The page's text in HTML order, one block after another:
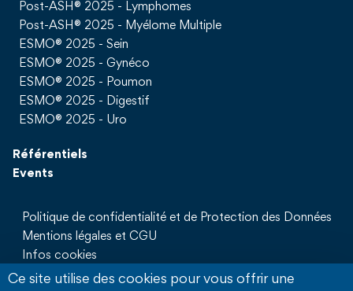
Post-ASH® 2025 - Lymphomes
Post-ASH® 2025 - Myélome Multiple
ESMO® 2025 - Sein
ESMO® 2025 - Gynéco
ESMO® 2025 - Poumon
ESMO® 2025 - Digestif
ESMO® 2025 - Uro
Référentiels
Events
Politique de confidentialité et de Protection des Données
Mentions légales et CGU
Infos cookies
Qui sommes nous
Ce site utilise des cookies pour vous offrir une